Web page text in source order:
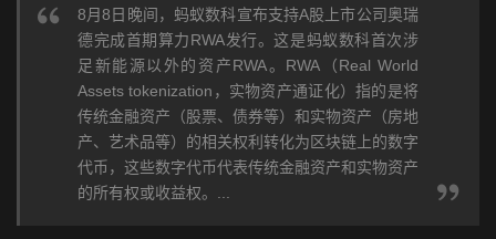
8月8日晚间，蚂蚁数科宣布支持A股上市公司奥瑞
德完成首期算力RWA发行。这是蚂蚁数科首次涉
足新能源以外的资产RWA。RWA（Real World
Assets tokenization，实物资产通证化）指的是将
传统金融资产（股票、债券等）和实物资产（房地
产、艺术品等）的相关权利转化为区块链上的数字
代币，这些数字代币代表传统金融资产和实物资产
的所有权或收益权。...